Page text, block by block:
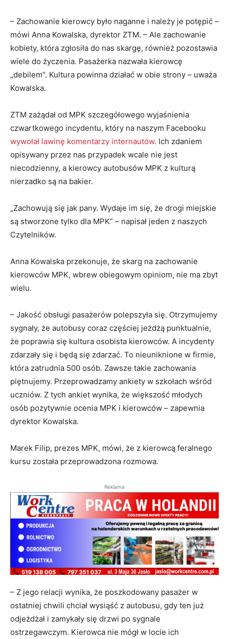
– Zachowanie kierowcy było naganne i należy je potępić –
mówi Anna Kowalska, dyrektor ZTM. – Ale zachowanie
kobiety, która zgłosiła do nas skargę, również pozostawia
wiele do życzenia. Pasażerka nazwała kierowcę
„debilem”. Kultura powinna działać w obie strony – uważa
Kowalska.
ZTM zażądał od MPK szczegółowego wyjaśnienia
czwartkowego incydentu, który na naszym Facebooku
wywołał lawinę komentarzy internautów. Ich zdaniem
opisywany przez nas przypadek wcale nie jest
niecodzienny, a kierowcy autobusów MPK z kulturą
nierzadko są na bakier.
„Zachowują się jak pany. Wydaje im się, że drogi miejskie
są stworzone tylko dla MPK” – napisał jeden z naszych
Czytelników.
Anna Kowalska przekonuje, że skarg na zachowanie
kierowców MPK, wbrew obiegowym opiniom, nie ma zbyt
wielu.
– Jakość obsługi pasażerów polepszyła się. Otrzymujemy
sygnały, że autobusy coraz częściej jeżdżą punktualnie,
że poprawia się kultura osobista kierowców. A incydenty
zdarzały się i będą się zdarzać. To nieuniknione w firmie,
która zatrudnia 500 osób. Zawsze takie zachowania
piętnujemy. Przeprowadzamy ankiety w szkołach wśród
uczniów. Z tych ankiet wynika, że większość młodych
osób pozytywnie ocenia MPK i kierowców – zapewnia
dyrektor Kowalska.
Marek Filip, prezes MPK, mówi, że z kierowcą feralnego
kursu została przeprowadzona rozmowa.
Reklama
– Z jego relacji wynika, że poszkodowany pasażer w
ostatniej chwili chciał wysiąść z autobusu, gdy ten już
odjeżdżał i zamykały się drzwi po sygnale
ostrzegawczym. Kierowca nie mógł w locie ich